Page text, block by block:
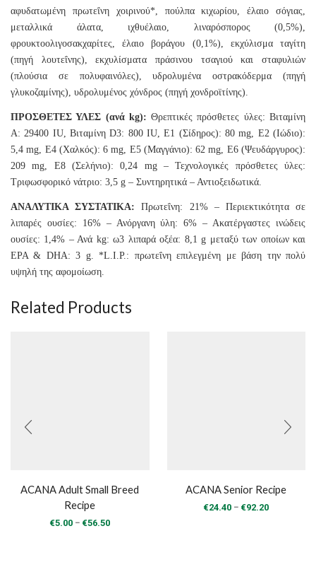
αφυδατωμένη πρωτεΐνη χοιρινού*, πούλπα κιχωρίου, έλαιο σόγιας,
μεταλλικά άλατα, ιχθυέλαιο, λιναρόσπορος (0,5%),
φρουκτοολιγοσακχαρίτες, έλαιο βοράγου (0,1%), εκχύλισμα ταγίτη
(πηγή λουτεΐνης), εκχυλίσματα πράσινου τσαγιού και σταφυλιών
(πλούσια σε πολυφαινόλες), υδρολυμένα οστρακόδερμα (πηγή
γλυκοζαμίνης), υδρολυμένος χόνδρος (πηγή χονδροϊτίνης).
ΠΡΟΣΘΕΤΕΣ ΥΛΕΣ (ανά kg): Θρεπτικές πρόσθετες ύλες: Βιταμίνη
A: 29400 IU, Βιταμίνη D3: 800 IU, E1 (Σίδηρος): 80 mg, E2 (Ιώδιο):
5,4 mg, E4 (Χαλκός): 6 mg, E5 (Μαγγάνιο): 62 mg, E6 (Ψευδάργυρος):
209 mg, E8 (Σελήνιο): 0,24 mg – Τεχνολογικές πρόσθετες ύλες:
Τριφωσφορικό νάτριο: 3,5 g – Συντηρητικά – Αντιοξειδωτικά.
ΑΝΑΛΥΤΙΚΑ ΣΥΣΤΑΤΙΚΑ: Πρωτεΐνη: 21% – Περιεκτικότητα σε
λιπαρές ουσίες: 16% – Ανόργανη ύλη: 6% – Ακατέργαστες ινώδεις
ουσίες: 1,4% – Ανά kg: ω3 λιπαρά οξέα: 8,1 g μεταξύ των οποίων και
EPA & DHA: 3 g. *L.I.P.: πρωτεΐνη επιλεγμένη με βάση την πολύ
υψηλή της αφομοίωση.
Related Products
ACANA Adult Small Breed
Recipe
€5.00 – €56.50Price
ACANA Senior Recipe
€24.40 – €92.20Price